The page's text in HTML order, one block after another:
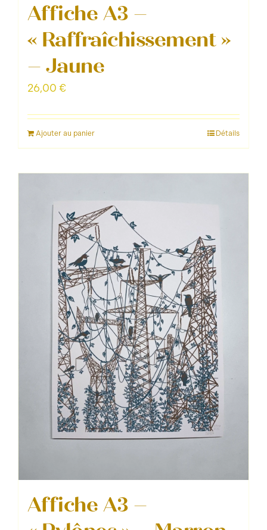
Affiche A3 –
« Raffraîchissement »
– Jaune
26,00 €
Ajouter au panier Détails
Affiche A3 –